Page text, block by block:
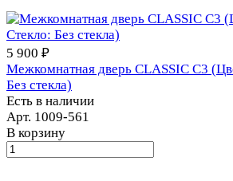
5 900 ₽
Межкомнатная дверь CLASSIC С3
Без стекла)
Есть в наличии
Арт. 1009-561
В корзину